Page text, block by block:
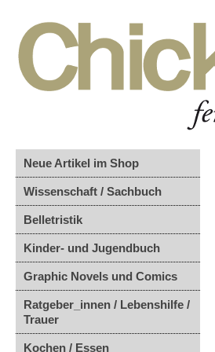
Neue Artikel im Shop
Wissenschaft / Sachbuch
Belletristik
Kinder- und Jugendbuch
Graphic Novels und Comics
Ratgeber_innen / Lebenshilfe /
Trauer
Kochen / Essen